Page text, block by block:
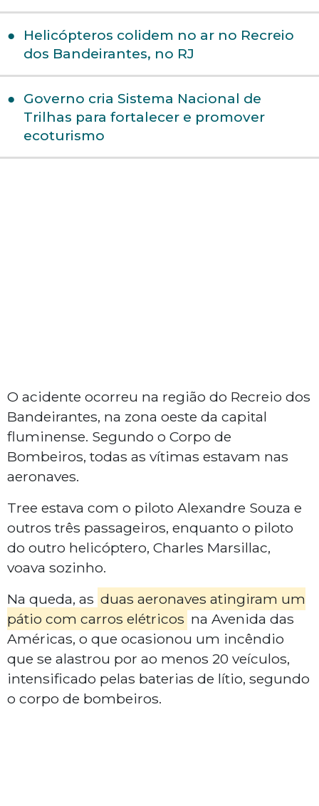
Helicópteros colidem no ar no Recreio
dos Bandeirantes, no RJ
Governo cria Sistema Nacional de
Trilhas para fortalecer e promover
ecoturismo
O acidente ocorreu na região do Recreio dos
Bandeirantes, na zona oeste da capital
fluminense. Segundo o Corpo de
Bombeiros, todas as vítimas estavam nas
aeronaves.
Tree estava com o piloto Alexandre Souza e
outros três passageiros, enquanto o piloto
do outro helicóptero, Charles Marsillac,
voava sozinho.
Na queda, as duas aeronaves atingiram um
pátio com carros elétricos na Avenida das
Américas, o que ocasionou um incêndio
que se alastrou por ao menos 20 veículos,
intensificado pelas baterias de lítio, segundo
o corpo de bombeiros.